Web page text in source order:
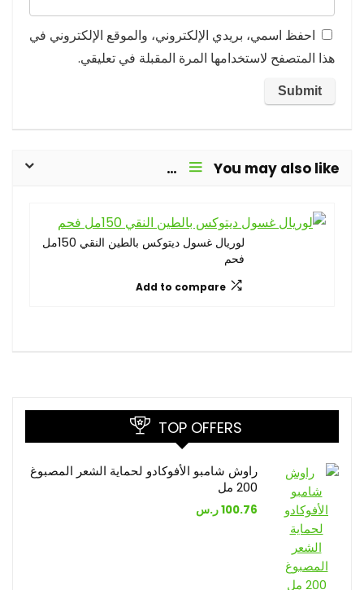
احفظ اسمي، بريدي الإلكتروني، والموقع الإلكتروني في
هذا المتصفح لاستخدامها المرة المقبلة في تعليقي.
You may also like…
لوريال غسول ديتوكس بالطين النقي 150مل
فحم
Add to compare
TOP OFFERS
راوش شامبو الأفوكادو لحماية الشعر المصبوغ
200 مل
100.76ر.س